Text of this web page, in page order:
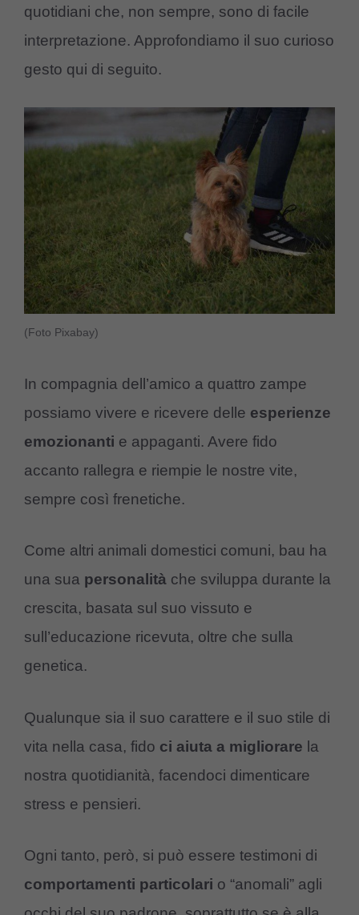
quotidiani che, non sempre, sono di facile
interpretazione. Approfondiamo il suo curioso
gesto qui di seguito.
(Foto Pixabay)
In compagnia dell’amico a quattro zampe
possiamo vivere e ricevere delle esperienze
emozionanti e appaganti. Avere fido
accanto rallegra e riempie le nostre vite,
sempre così frenetiche.
Come altri animali domestici comuni, bau ha
una sua personalità che sviluppa durante la
crescita, basata sul suo vissuto e
sull’educazione ricevuta, oltre che sulla
genetica.
Qualunque sia il suo carattere e il suo stile di
vita nella casa, fido ci aiuta a migliorare la
nostra quotidianità, facendoci dimenticare
stress e pensieri.
Ogni tanto, però, si può essere testimoni di
comportamenti particolari o “anomali” agli